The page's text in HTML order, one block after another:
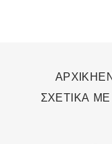
ΑΡΧΙΚΗ
ΣΧΕΤΙΚΑ